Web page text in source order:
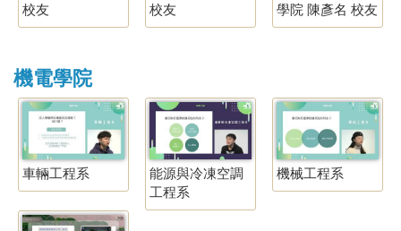
校友
校友
學院 陳彥名 校友
機電學院
車輛工程系
能源與冷凍空調
工程系
機械工程系